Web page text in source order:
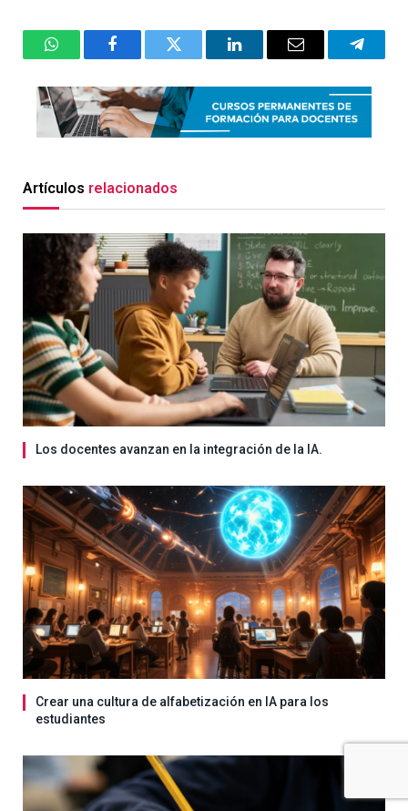
WhatsAppFacebookTwitter LinkedInEmail
Artículos relacionados
Los docentes avanzan en la integración de la IA.
Crear una cultura de alfabetización en IA para los
estudiantes